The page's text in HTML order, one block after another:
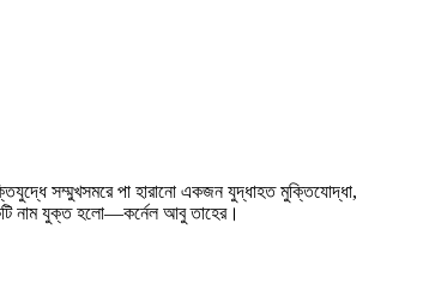
সম্মুখসমরে পা হারানো একজন যুদ্ধাহত মুক্তিযোদ্ধা,
নাম যুক্ত হলো—কর্নেল আবু তাহের।